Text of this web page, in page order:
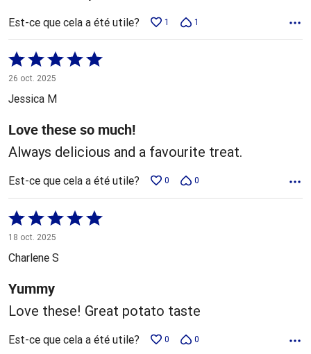
Est-ce que cela a été utile? 1 1
Coté
5 sur
5
26 oct. 2025
Jessica M
Love these so much!
Always delicious and a favourite treat.
Est-ce que cela a été utile? 0 0
Coté
5 sur
5
18 oct. 2025
Charlene S
Yummy
Love these! Great potato taste
Est-ce que cela a été utile? 0 0